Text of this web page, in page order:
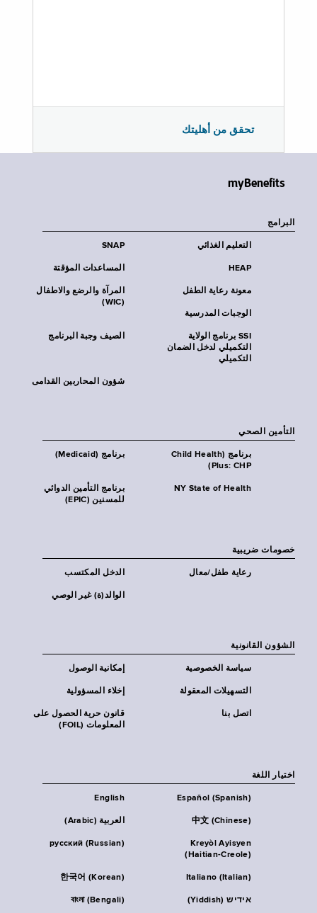
تحقق من أهليتك
myBenefits
البرامج
SNAP التعليم الغذائي
المساعدات المؤقتة HEAP
المرآة والرضع والاطفال
(WIC)
معونة رعاية الطفل
الوجبات المدرسية
الصيف وجبة البرنامج
SSI برنامج الولاية
التكميلي لدخل الضمان
التكميلي
شؤون المحاربين القدامى
التأمين الصحي
برنامج (Medicaid)
برنامج (Child Health
Plus: CHP)
برنامج التأمين الدوائي
للمسنين (EPIC)
NY State of Health
خصومات ضريبية
الدخل المكتسب رعاية طفل/معال
الوالد(ة) غير الوصي
الشؤون القانونية
إمكانية الوصول سياسة الخصوصية
إخلاء المسؤولية التسهيلات المعقولة
قانون حرية الحصول على
المعلومات (FOIL)
اتصل بنا
اختيار اللغة
English Español (Spanish)
العربية (Arabic) 中文 (Chinese)
русский (Russian)
Kreyòl Ayisyen
(Haitian-Creole)
한국어 (Korean) Italiano (Italian)
বাংলা (Bengali) אידיש (Yiddish)